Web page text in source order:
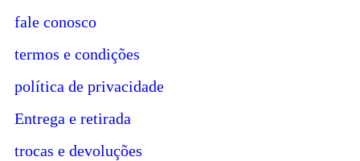
fale conosco
termos e condições
política de privacidade
Entrega e retirada
trocas e devoluções